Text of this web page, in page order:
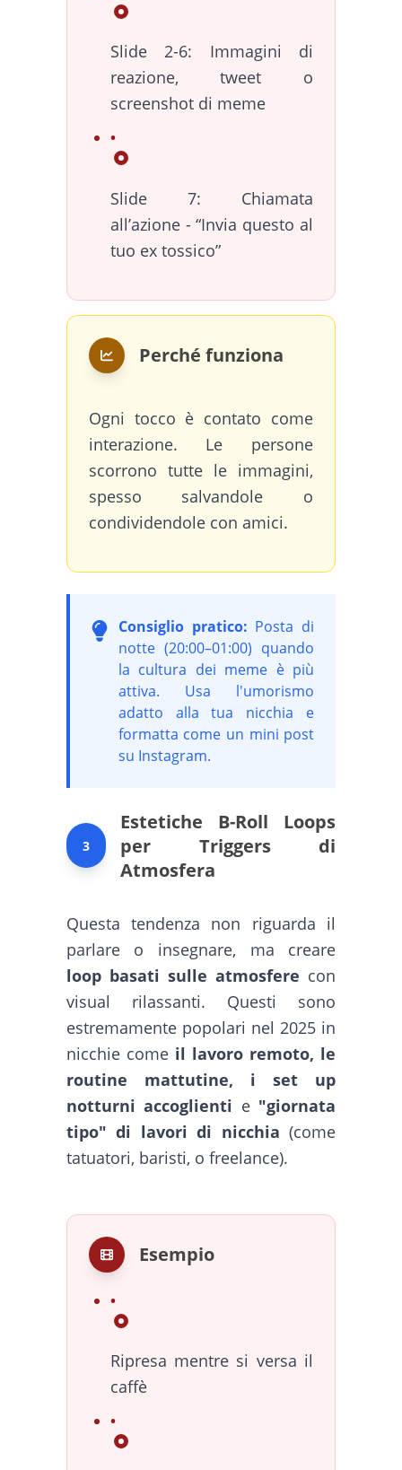
Slide 2-6: Immagini di
reazione, tweet o
screenshot di meme
Slide 7: Chiamata
all’azione - “Invia questo al
tuo ex tossico”
Perché funziona
Ogni tocco è contato come
interazione. Le persone
scorrono tutte le immagini,
spesso salvandole o
condividendole con amici.
Consiglio pratico: Posta di
notte (20:00–01:00) quando
la cultura dei meme è più
attiva. Usa l'umorismo
adatto alla tua nicchia e
formatta come un mini post
su Instagram.
3
Estetiche B-Roll Loops
per Triggers di
Atmosfera
Questa tendenza non riguarda il
parlare o insegnare, ma creare
loop basati sulle atmosfere con
visual rilassanti. Questi sono
estremamente popolari nel 2025 in
nicchie come il lavoro remoto, le
routine mattutine, i set up
notturni accoglienti e "giornata
tipo" di lavori di nicchia (come
tatuatori, baristi, o freelance).
Esempio
Ripresa mentre si versa il
caffè